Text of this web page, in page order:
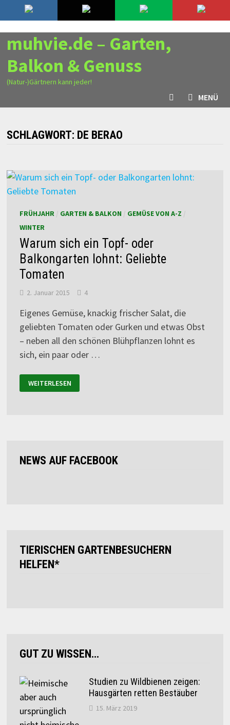
Zurück
zum
Inhalt
8. August 2026
muhvie.de – Garten,
Balkon & Genuss
(Natur-)Gärtnern kann jeder!
MENÜ
SCHLAGWORT: DE BERAO
FRÜHJAHR/ GARTEN & BALKON GEMÜSE VON A-Z
WINTER
Warum sich ein Topf- oder
Balkongarten lohnt: Geliebte
Tomaten
2. Januar 2015 4
Eigenes Gemüse, knackig frischer Salat, die
geliebten Tomaten oder Gurken und etwas Obst
– neben all den schönen Blühpflanzen lohnt es
sich, ein paar oder …
WEITERLESEN
NEWS AUF FACEBOOK
TIERISCHEN GARTENBESUCHERN
HELFEN*
GUT ZU WISSEN…
Studien zu Wildbienen zeigen:
Hausgärten retten Bestäuber
15. März 2019